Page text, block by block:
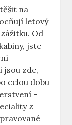
na
‌letový
Od
jste
jsou zde,
celou dobu
–
z